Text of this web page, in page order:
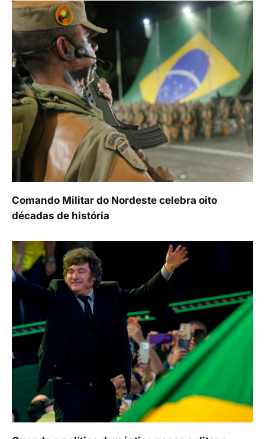
Comando Militar do Nordeste celebra oito
décadas de história